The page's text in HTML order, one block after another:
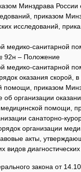
Минздрава
приказом
исследований,
медико-санитарной
92н – Положение
медико-санитарной
оказания скорой, в
помощи, приказом
организации
медицинской помощи,
санаторно-
организации
акты,
видов
закона от